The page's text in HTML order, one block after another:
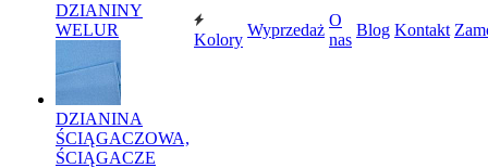
DZIANINY
WELUR
DZIANINA
ŚCIĄGACZOWA,
ŚCIĄGACZE
Kolory
Wyprzedaż
O
nas
Blog Kontakt